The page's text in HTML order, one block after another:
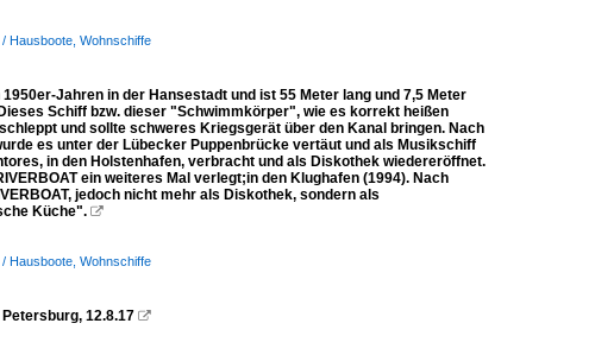
Hausboote, Wohnschiffe
Jahren in der Hansestadt und ist 55 Meter lang und 7,5 Meter
Schiff bzw. dieser "Schwimmkörper", wie es korrekt heißen
und sollte schweres Kriegsgerät über den Kanal bringen. Nach
es unter der Lübecker Puppenbrücke vertäut und als Musikschiff
in den Holstenhafen, verbracht und als Diskothek wiedereröffnet.
ein weiteres Mal verlegt;in den Klughafen (1994). Nach
jedoch nicht mehr als Diskothek, sondern als
Küche". 
Hausboote, Wohnschiffe
12.8.17 